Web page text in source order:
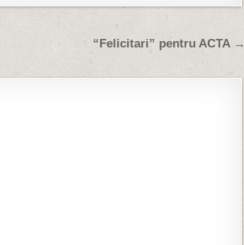
“Felicitari” pentru ACTA →